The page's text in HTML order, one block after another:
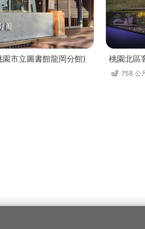
市立圖書館龍岡分館) 桃園北區
758 公